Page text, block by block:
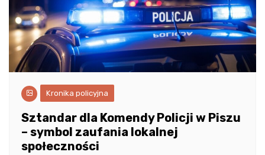
Kronika policyjna
Sztandar dla Komendy Policji w Piszu
– symbol zaufania lokalnej
społeczności